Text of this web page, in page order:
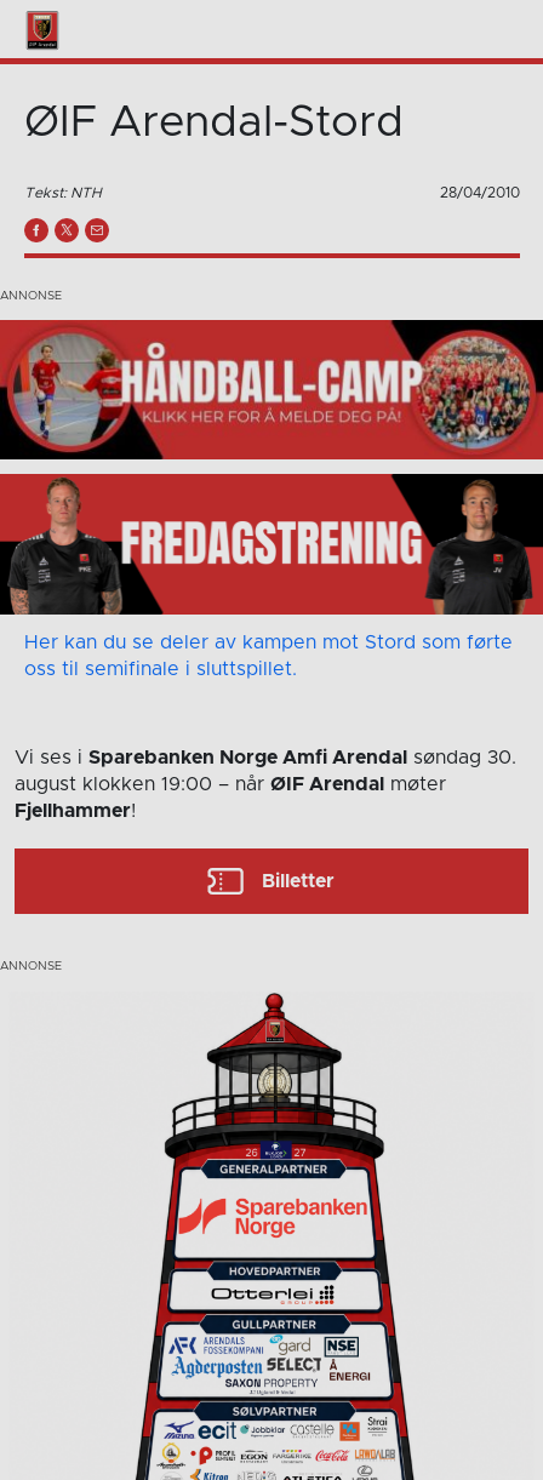
ØIF Arendal-Stord
Tekst: NTH 28/04/2010
Her kan du se deler av kampen mot Stord som førte
oss til semifinale i sluttspillet.
Vi ses i Sparebanken Norge Amfi Arendal
søndag 30.
august klokken 19:00 – når ØIF Arendal
møter
Fjellhammer!
Billetter